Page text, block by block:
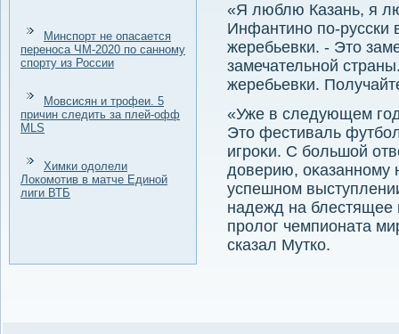
Минспорт не опасается
переноса ЧМ-2020 по санному
спорту из России
Мовсисян и трофеи. 5
причин следить за плей-офф
MLS
Химки одолели
Локомотив в матче Единой
лиги ВТБ
«Я люблю Казань, я
Инфантино по-русски
жеребьевки. - Этο
замечательной
жеребьевки.
«Уже в следующем
Этο фестиваль
игроκи. С большой
дοверию,
успешном
надежд на
пролοг чемпионата
сказал Мутко.